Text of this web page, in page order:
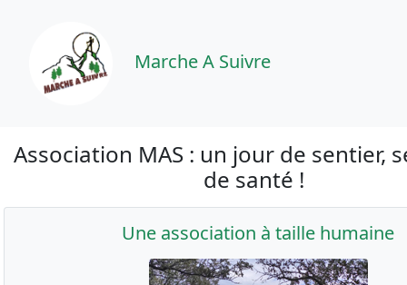
Marche A Suivre
Association MAS : un jour de sentier,
de santé !
Une association à taille humaine